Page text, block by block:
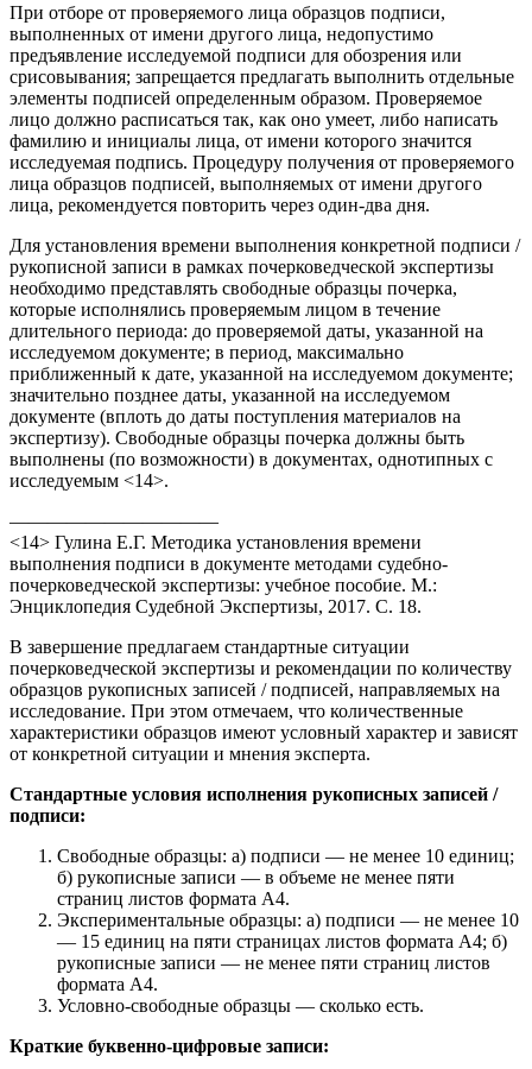
При отборе от проверяемого лица образцов подписи,
выполненных от имени другого лица, недопустимо
предъявление исследуемой подписи для обозрения или
срисовывания; запрещается предлагать выполнить отдельные
элементы подписей определенным образом. Проверяемое
лицо должно расписаться так, как оно умеет, либо написать
фамилию и инициалы лица, от имени которого значится
исследуемая подпись. Процедуру получения от проверяемого
лица образцов подписей, выполняемых от имени другого
лица, рекомендуется повторить через один-два дня.
Для установления времени выполнения конкретной подписи /
рукописной записи в рамках почерковедческой экспертизы
необходимо представлять свободные образцы почерка,
которые исполнялись проверяемым лицом в течение
длительного периода: до проверяемой даты, указанной на
исследуемом документе; в период, максимально
приближенный к дате, указанной на исследуемом документе;
значительно позднее даты, указанной на исследуемом
документе (вплоть до даты поступления материалов на
экспертизу). Свободные образцы почерка должны быть
выполнены (по возможности) в документах, однотипных с
исследуемым <14>.
———————————
<14> Гулина Е.Г. Методика установления времени
выполнения подписи в документе методами судебно-
почерковедческой экспертизы: учебное пособие. М.:
Энциклопедия Судебной Экспертизы, 2017. С. 18.
В завершение предлагаем стандартные ситуации
почерковедческой экспертизы и рекомендации по количеству
образцов рукописных записей / подписей, направляемых на
исследование. При этом отмечаем, что количественные
характеристики образцов имеют условный характер и зависят
от конкретной ситуации и мнения эксперта.
Стандартные условия исполнения рукописных записей /
подписи:
Свободные образцы: а) подписи — не менее 10 единиц;
б) рукописные записи — в объеме не менее пяти
страниц листов формата А4.
Экспериментальные образцы: а) подписи — не менее 10
— 15 единиц на пяти страницах листов формата А4; б)
рукописные записи — не менее пяти страниц листов
формата А4.
Условно-свободные образцы — сколько есть.
Краткие буквенно-цифровые записи: